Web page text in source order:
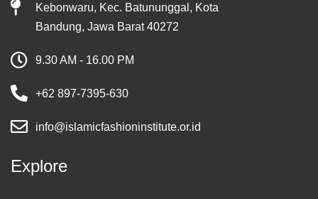
Kebonwaru, Kec. Batununggal, Kota
Bandung, Jawa Barat 40272
9.30 AM - 16.00 PM
+62 897-7395-630
info@islamicfashioninstitute.or.id
Explore